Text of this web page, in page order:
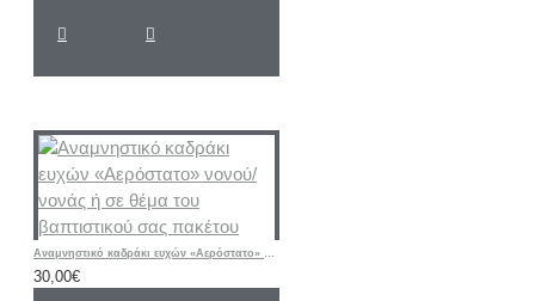
Αναμνηστικό καδράκι ευχών «Αερόστατο» νονού/νονάς ή σε θέμα του βαπτιστικού σας πακέτου
30,00€